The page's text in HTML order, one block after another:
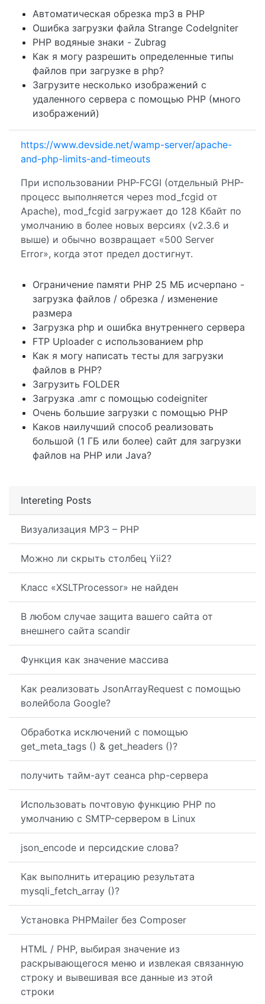
Intereting Posts
Визуализация MP3 – PHP
Можно ли скрыть столбец Yii2?
Класс «XSLTProcessor» не найден
В любом случае защита вашего сайта от
внешнего сайта scandir
Функция как значение массива
Как реализовать JsonArrayRequest с помощью
волейбола Google?
Обработка исключений с помощью
get_meta_tags () & get_headers ()?
получить тайм-аут сеанса php-сервера
Использовать почтовую функцию PHP по
умолчанию с SMTP-сервером в Linux
json_encode и персидские слова?
Как выполнить итерацию результата
mysqli_fetch_array ()?
Установка PHPMailer без Composer
HTML / PHP, выбирая значение из
раскрывающегося меню и извлекая связанную
строку и вывешивая все данные из этой
строки
Автоматическая обрезка mp3 в PHP
Ошибка загрузки файла Strange CodeIgniter
PHP водяные знаки - Zubrag
Как я могу разрешить определенные типы
файлов при загрузке в php?
Загрузите несколько изображений с
удаленного сервера с помощью PHP (много
изображений)
https://www.devside.net/wamp-server/apache-
and-php-limits-and-timeouts
При использовании PHP-FCGI (отдельный PHP-
процесс выполняется через mod_fcgid от
Apache), mod_fcgid загружает до 128 Кбайт по
умолчанию в более новых версиях (v2.3.6 и
выше) и обычно возвращает «500 Server
Error», когда этот предел достигнут.
Ограничение памяти PHP 25 МБ исчерпано -
загрузка файлов / обрезка / изменение
размера
Загрузка php и ошибка внутреннего сервера
FTP Uploader с использованием php
Как я могу написать тесты для загрузки
файлов в PHP?
Загрузить FOLDER
Загрузка .amr с помощью codeigniter
Очень большие загрузки с помощью PHP
Каков наилучший способ реализовать
большой (1 ГБ или более) сайт для загрузки
файлов на PHP или Java?